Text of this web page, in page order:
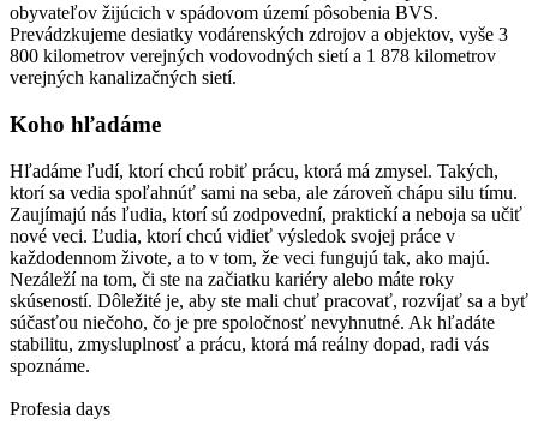
obyvateľov žijúcich v spádovom území pôsobenia BVS.
Prevádzkujeme desiatky vodárenských zdrojov a objektov, vyše 3
800 kilometrov verejných vodovodných sietí a 1 878 kilometrov
verejných kanalizačných sietí.
Koho hľadáme
Hľadáme ľudí, ktorí chcú robiť prácu, ktorá má zmysel. Takých,
ktorí sa vedia spoľahnúť sami na seba, ale zároveň chápu silu tímu.
Zaujímajú nás ľudia, ktorí sú zodpovední, praktickí a neboja sa učiť
nové veci. Ľudia, ktorí chcú vidieť výsledok svojej práce v
každodennom živote, a to v tom, že veci fungujú tak, ako majú.
Nezáleží na tom, či ste na začiatku kariéry alebo máte roky
skúseností. Dôležité je, aby ste mali chuť pracovať, rozvíjať sa a byť
súčasťou niečoho, čo je pre spoločnosť nevyhnutné. Ak hľadáte
stabilitu, zmysluplnosť a prácu, ktorá má reálny dopad, radi vás
spoznáme.
Profesia days